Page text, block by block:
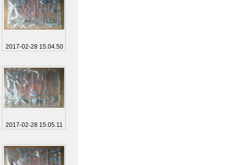
2017-02-28 15.04.50
2017-02-28 15.05.11